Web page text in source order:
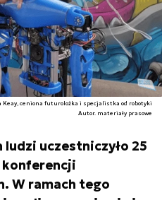
Keay, ceniona futurolożka i specjalistka od robotyki
Autor. materiały prasowe
ludzi uczestniczyło 25
konferencji
W ramach tego